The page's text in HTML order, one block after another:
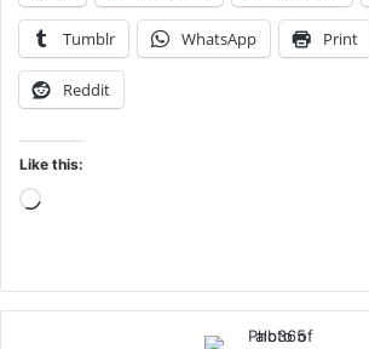
Tumblr WhatsApp Print
Reddit
Like this:
Loading…